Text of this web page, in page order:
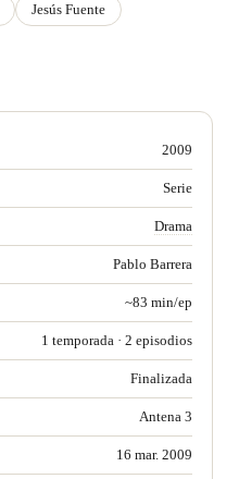
Jesús Fuente
2009
Serie
Drama
Pablo Barrera
~83 min/ep
1 temporada · 2 episodios
Finalizada
Antena 3
16 mar. 2009